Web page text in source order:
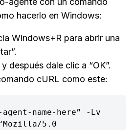
hacerlo en Windows:
Windows+R para abrir una
después dale clic a “OK”.
cURL como este:
name-here” -Lv
5.0